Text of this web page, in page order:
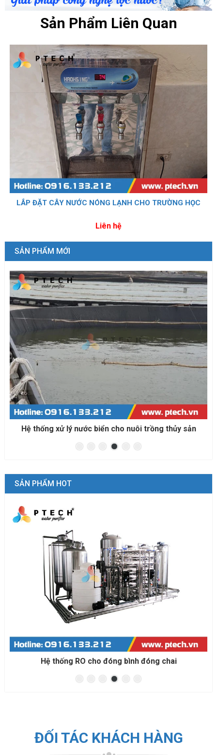
Sản Phẩm Liên Quan
LẮP ĐẶT CÂY NƯỚC NÓNG LẠNH CHO NHÀ MÁY
Liên hệ
SẢN PHẨM MỚI
Nước giếng khoan, nước ngầm
SẢN PHẨM HOT
Hệ thống RO cho ngành thực phẩm
ĐỐI TÁC KHÁCH HÀNG